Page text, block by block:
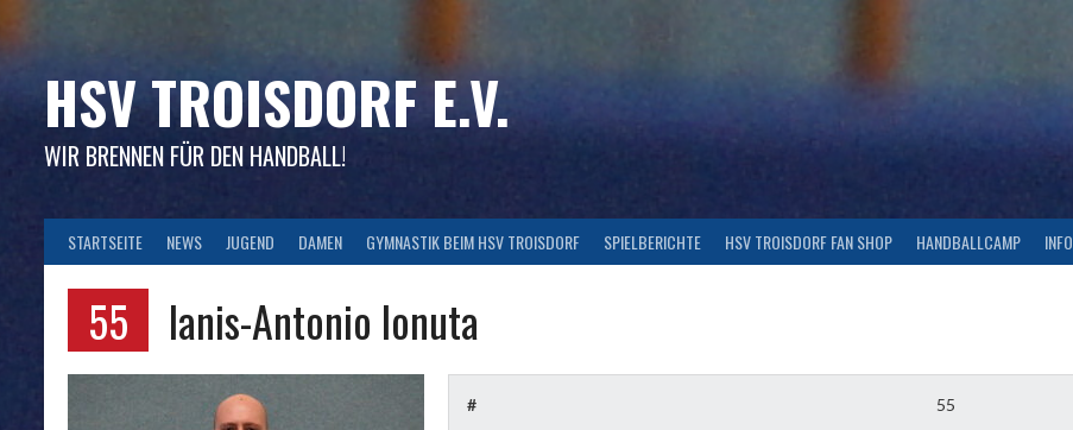
to
HSV TROISDORF E.V.
WIR BRENNEN FÜR DEN HANDBALL!
STARTSEITE NEWS JUGEND DAMEN GYMNASTIK BEIM HSV TROISDORF SPIELBERICHTE HSV TROISDORF FAN SHOP HANDBALLCAMP INFO
55 Ianis-Antonio Ionuta
# 55